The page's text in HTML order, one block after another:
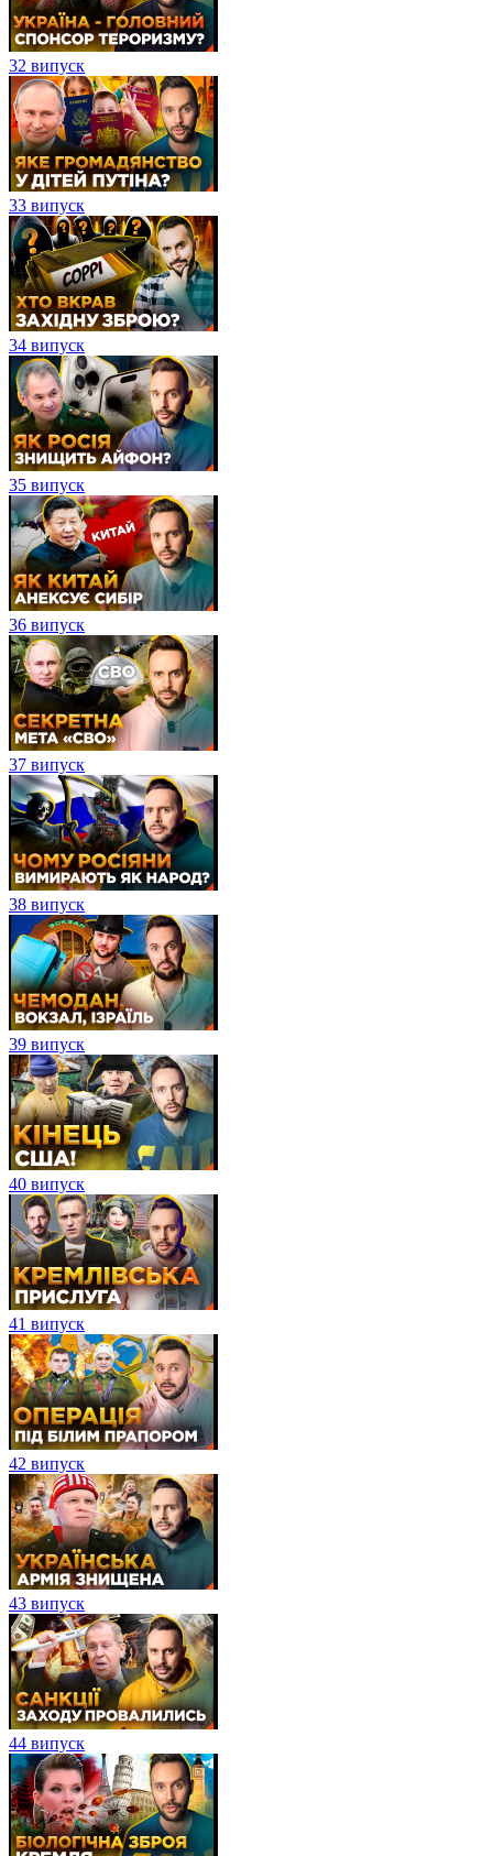
32 випуск
33 випуск
34 випуск
35 випуск
36 випуск
37 випуск
38 випуск
39 випуск
40 випуск
41 випуск
42 випуск
43 випуск
44 випуск